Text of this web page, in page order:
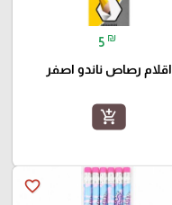
5 ₪
اقلام رصاص ناندو اصفر
add_shopping_cart
favorite_border